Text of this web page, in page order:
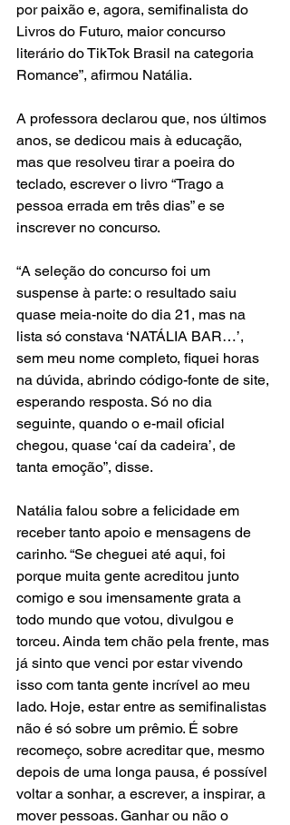
por paixão e, agora, semifinalista do
Livros do Futuro, maior concurso
literário do TikTok Brasil na categoria
Romance”, afirmou Natália.
A professora declarou que, nos últimos
anos, se dedicou mais à educação,
mas que resolveu tirar a poeira do
teclado, escrever o livro “Trago a
pessoa errada em três dias” e se
inscrever no concurso.
“A seleção do concurso foi um
suspense à parte: o resultado saiu
quase meia-noite do dia 21, mas na
lista só constava ‘NATÁLIA BAR…’,
sem meu nome completo, fiquei horas
na dúvida, abrindo código-fonte de site,
esperando resposta. Só no dia
seguinte, quando o e-mail oficial
chegou, quase ‘caí da cadeira’, de
tanta emoção”, disse.
Natália falou sobre a felicidade em
receber tanto apoio e mensagens de
carinho. “Se cheguei até aqui, foi
porque muita gente acreditou junto
comigo e sou imensamente grata a
todo mundo que votou, divulgou e
torceu. Ainda tem chão pela frente, mas
já sinto que venci por estar vivendo
isso com tanta gente incrível ao meu
lado. Hoje, estar entre as semifinalistas
não é só sobre um prêmio. É sobre
recomeço, sobre acreditar que, mesmo
depois de uma longa pausa, é possível
voltar a sonhar, a escrever, a inspirar, a
mover pessoas. Ganhar ou não o